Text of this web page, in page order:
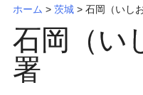
ホーム > 茨城> 石岡（いし
石岡（い
署